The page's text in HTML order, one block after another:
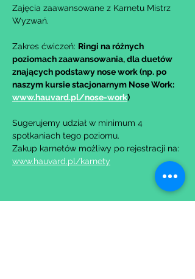
Zajęcia zaawansowane z Karnetu Mistrz
Wyzwań.
Zakres ćwiczeń: Ringi na różnych
poziomach zaawansowania, dla duetów
znających podstawy nose work (np. po
naszym kursie stacjonarnym Nose Work:
www.hauvard.pl/nose-work)
Sugerujemy udział w minimum 4
spotkaniach tego poziomu.
Zakup karnetów możliwy po rejestracji na:
www.hauvard.pl/karnety